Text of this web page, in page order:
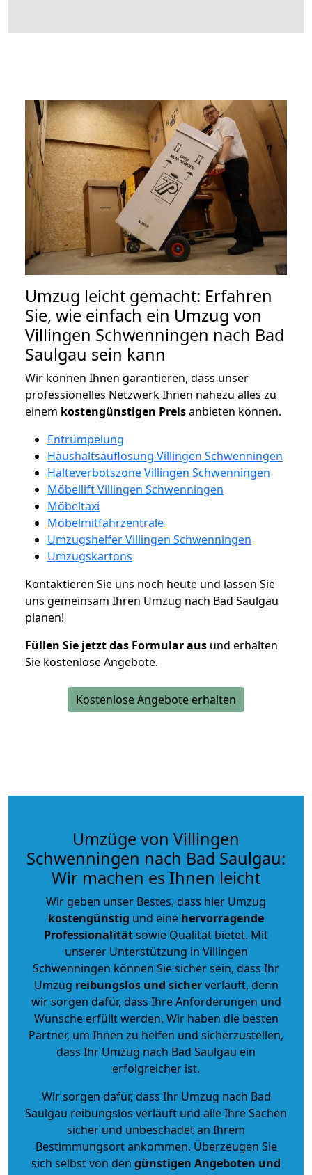
Umzug leicht gemacht: Erfahren
Sie, wie einfach ein Umzug von
Villingen Schwenningen nach Bad
Saulgau sein kann
Wir können Ihnen garantieren, dass unser
professionelles Netzwerk Ihnen nahezu alles zu
einem kostengünstigen Preisanbieten können.
Entrümpelung
Haushaltsauflösung Villingen Schwenningen
Halteverbotszone Villingen Schwenningen
Möbellift Villingen Schwenningen
Möbeltaxi
Möbelmitfahrzentrale
Umzugshelfer Villingen Schwenningen
Umzugskartons
Kontaktieren Sie uns noch heute und lassen Sie
uns gemeinsam Ihren Umzug nach Bad Saulgau
planen!
Füllen Sie jetzt das Formular aus und erhalten
Sie kostenlose Angebote.
Kostenlose Angebote erhalten
Umzüge von Villingen
Schwenningen nach Bad Saulgau:
Wir machen es Ihnen leicht
Wir geben unser Bestes, dass hier Umzug
kostengünstig und eine hervorragende
Professionalitätsowie Qualität bietet. Mit
unserer Unterstützung in Villingen
Schwenningen können Sie sicher sein, dass Ihr
Umzug reibungslos und sicherverläuft, denn
wir sorgen dafür, dass Ihre Anforderungen und
Wünsche erfüllt werden. Wir haben die besten
Partner, um Ihnen zu helfen und sicherzustellen,
dass Ihr Umzug nach Bad Saulgau ein
erfolgreicher ist.
Wir sorgen dafür, dass Ihr Umzug nach Bad
Saulgau reibungslos verläuft und alle Ihre Sachen
sicher und unbeschadet an Ihrem
Bestimmungsort ankommen. Überzeugen Sie
sich selbst von den günstigen Angeboten und